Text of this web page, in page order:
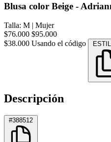
Blusa color Beige -
Talla: M | Mujer
$76.000 $95.000
$38.000 Usando el código
Descripción
#388512